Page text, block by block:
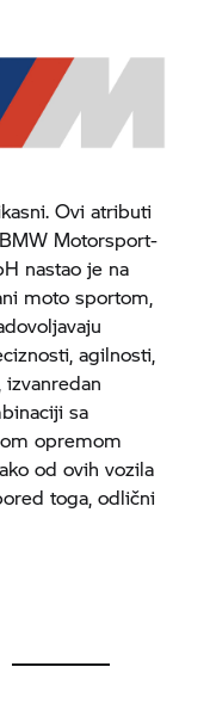
Ovi atributi
Motorsport-
nastao je na
moto sportom,
agilnosti,
sa
opremom
od ovih vozila
toga, odlični